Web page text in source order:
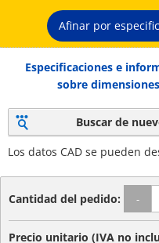
Afinar por
Especificaciones e
sobre dimensiones
Buscar de
Los datos CAD se pueden
Cantidad del pedido: -
Precio unitario (IVA no